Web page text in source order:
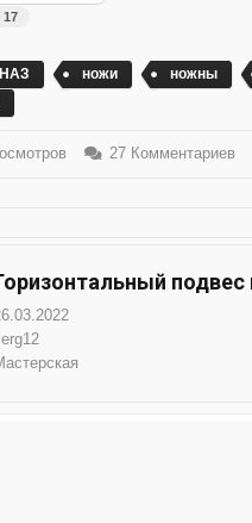
17
ножи ножны
27 Комментариев
подвес